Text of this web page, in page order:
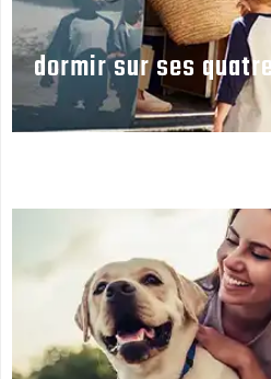
dormir sur ses